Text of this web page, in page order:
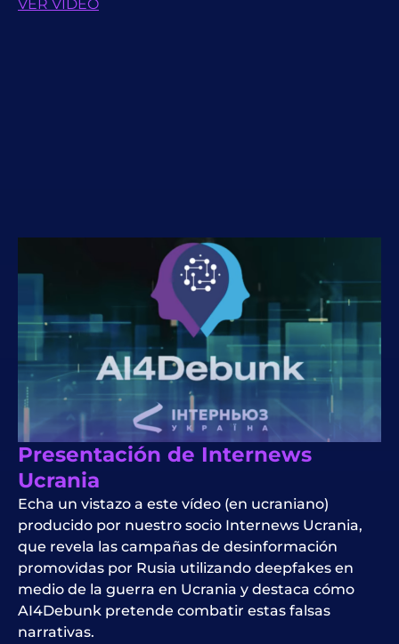
VER VÍDEO
Presentación de Internews
Ucrania
Echa un vistazo a este vídeo (en ucraniano)
producido por nuestro socio Internews Ucrania,
que revela las campañas de desinformación
promovidas por Rusia utilizando deepfakes en
medio de la guerra en Ucrania y destaca cómo
AI4Debunk pretende combatir estas falsas
narrativas.